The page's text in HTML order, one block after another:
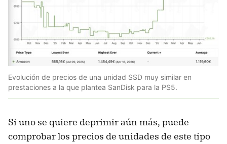
Evolución de precios de una unidad SSD muy similar en
prestaciones a la que plantea SanDisk para la PS5.
Si uno se quiere deprimir aún más, puede
comprobar los precios de unidades de este tipo